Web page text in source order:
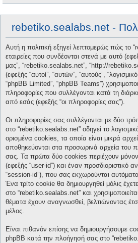
rebetiko.sealabs.net -
Αυτή η πολιτική εξηγεί λεπτομερώς πώς το
εταιρείες που συνδέονται στενά με αυτό
μας”, “rebetiko.sealabs.net”, “http://
(εφεξής “αυτοί”, “αυτών”, “αυτούς”,
“phpBB Limited”, “phpBB Teams”)
πληροφορίες που συλλέγονται κατά τη
από εσάς (εφεξής “οι πληροφορίες σας”).
Οι πληροφορίες σας συλλέγονται με δύο
στο “rebetiko.sealabs.net” οδηγεί το
ορισμένα cookies, τα οποία είναι μικρά
αποθηκεύονται στα προσωρινά αρχεία του
σας. Τα πρώτα δύο cookies περιέχουν μόνον
(εφεξής “user-id”) και έναν προσδιοριστικό
“session-id”), που σας εκχωρούνται
Ένα τρίτο cookie θα δημιουργηθεί μόλις
στο “rebetiko.sealabs.net” και
θέματα έχουν αναγνωσθεί, βελτιώνοντας
μέλος.
Είναι πιθανόν επίσης να δημιουργήσουμε
phpBB κατά την πλοήγησή σας στο